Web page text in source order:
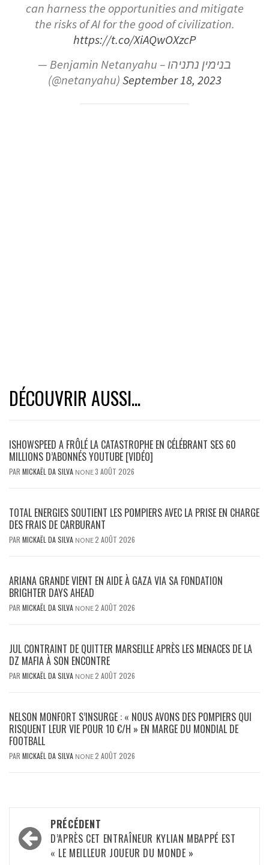
can harness the opportunities and mitigate
the risks of AI for the good of civilization.
https://t.co/XiAQwOXzcP
— Benjamin Netanyahu – בנימין נתניהו
(@netanyahu)September 18, 2023
DÉCOUVRIR AUSSI...
ISHOWSPEED A FRÔLÉ LA CATASTROPHE EN CÉLÉBRANT SES 60
MILLIONS D’ABONNÉS YOUTUBE [VIDÉO]
PAR MICKAËL DA SILVA NONE3 AOÛT 2026
TOTAL ENERGIES SOUTIENT LES POMPIERS AVEC LA PRISE EN CHARGE
DES FRAIS DE CARBURANT
PAR MICKAËL DA SILVA NONE2 AOÛT 2026
ARIANA GRANDE VIENT EN AIDE À GAZA VIA SA FONDATION
BRIGHTER DAYS AHEAD
PAR MICKAËL DA SILVA NONE2 AOÛT 2026
JUL CONTRAINT DE QUITTER MARSEILLE APRÈS LES MENACES DE LA
DZ MAFIA À SON ENCONTRE
PAR MICKAËL DA SILVA NONE2 AOÛT 2026
NELSON MONFORT S’INSURGE : « NOUS AVONS DES POMPIERS QUI
RISQUENT LEUR VIE POUR 10 €/H » EN MARGE DU MONDIAL DE
FOOTBALL
PAR MICKAËL DA SILVA NONE2 AOÛT 2026
Navigation
d’article
PRÉCÉDENT
D’APRÈS CET ENTRAÎNEUR KYLIAN MBAPPÉ EST
« LE MEILLEUR JOUEUR DU MONDE »